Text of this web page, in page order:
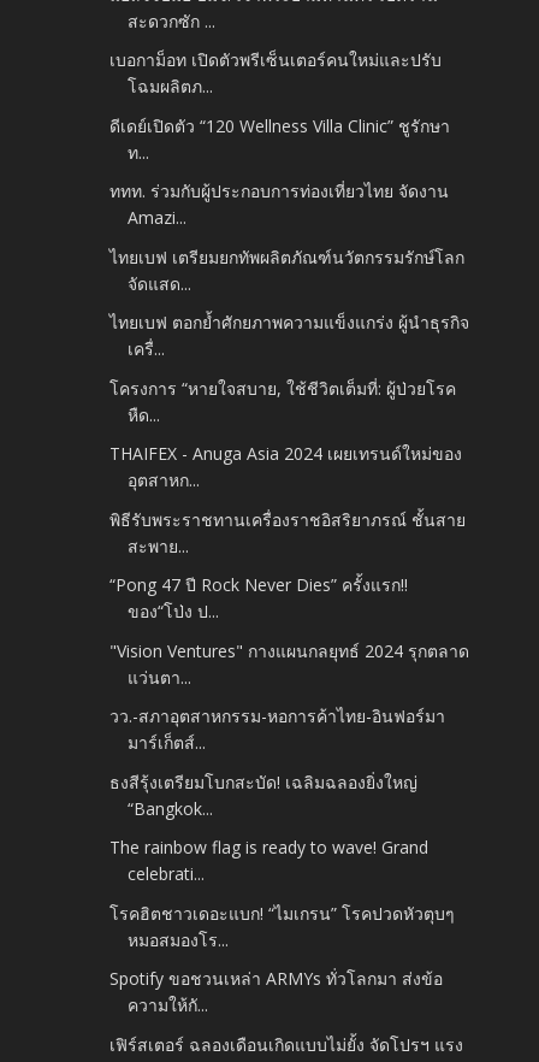
สะดวกซัก ...
เบอกาม็อท เปิดตัวพรีเซ็นเตอร์คนใหม่และปรับ
โฉมผลิตภ...
ดีเดย์เปิดตัว “120 Wellness Villa Clinic” ชูรักษา
ท...
ททท. ร่วมกับผู้ประกอบการท่องเที่ยวไทย จัดงาน
Amazi...
ไทยเบฟ เตรียมยกทัพผลิตภัณฑ์นวัตกรรมรักษ์โลก
จัดแสด...
ไทยเบฟ ตอกย้ำศักยภาพความแข็งแกร่ง ผู้นำธุรกิจ
เครื่...
โครงการ “หายใจสบาย, ใช้ชีวิตเต็มที่: ผู้ป่วยโรค
หืด...
THAIFEX - Anuga Asia 2024 เผยเทรนด์ใหม่ของ
อุตสาหก...
พิธีรับพระราชทานเครื่องราชอิสริยาภรณ์ ชั้นสาย
สะพาย...
“Pong 47 ปี Rock Never Dies” ครั้งแรก!!
ของ“โป่ง ป...
"Vision Ventures" กางแผนกลยุทธ์ 2024 รุกตลาด
แว่นตา...
วว.-สภาอุตสาหกรรม-หอการค้าไทย-อินฟอร์มา
มาร์เก็ตส์...
ธงสีรุ้งเตรียมโบกสะบัด! เฉลิมฉลองยิ่งใหญ่
“Bangkok...
The rainbow flag is ready to wave! Grand
celebrati...
โรคฮิตชาวเดอะแบก! “ไมเกรน” โรคปวดหัวตุบๆ
หมอสมองโร...
Spotify ขอชวนเหล่า ARMYs ทั่วโลกมา ส่งข้อ
ความให้กั...
เฟิร์สเตอร์ ฉลองเดือนเกิดแบบไม่ยั้ง จัดโปรฯ แรง